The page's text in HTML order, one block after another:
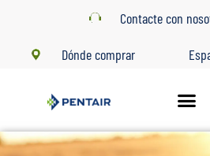
Contacte con
Dónde comprar